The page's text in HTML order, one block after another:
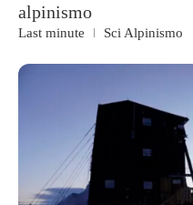
alpinismo
Last minute Sci Alpinismo